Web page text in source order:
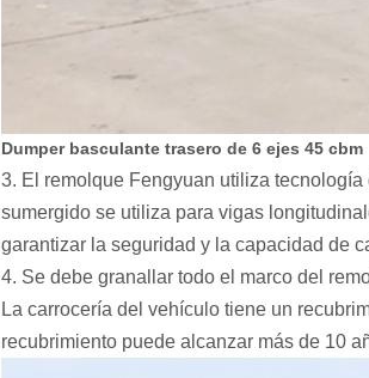
Dumper basculante trasero de 6 ejes 45 cbm
3. El remolque Fengyuan utiliza
sumergido se utiliza para vigas
garantizar la seguridad y la capacidad de
4. Se debe granallar todo el marco del
La carrocería del vehículo tiene un
recubrimiento puede alcanzar más de 10